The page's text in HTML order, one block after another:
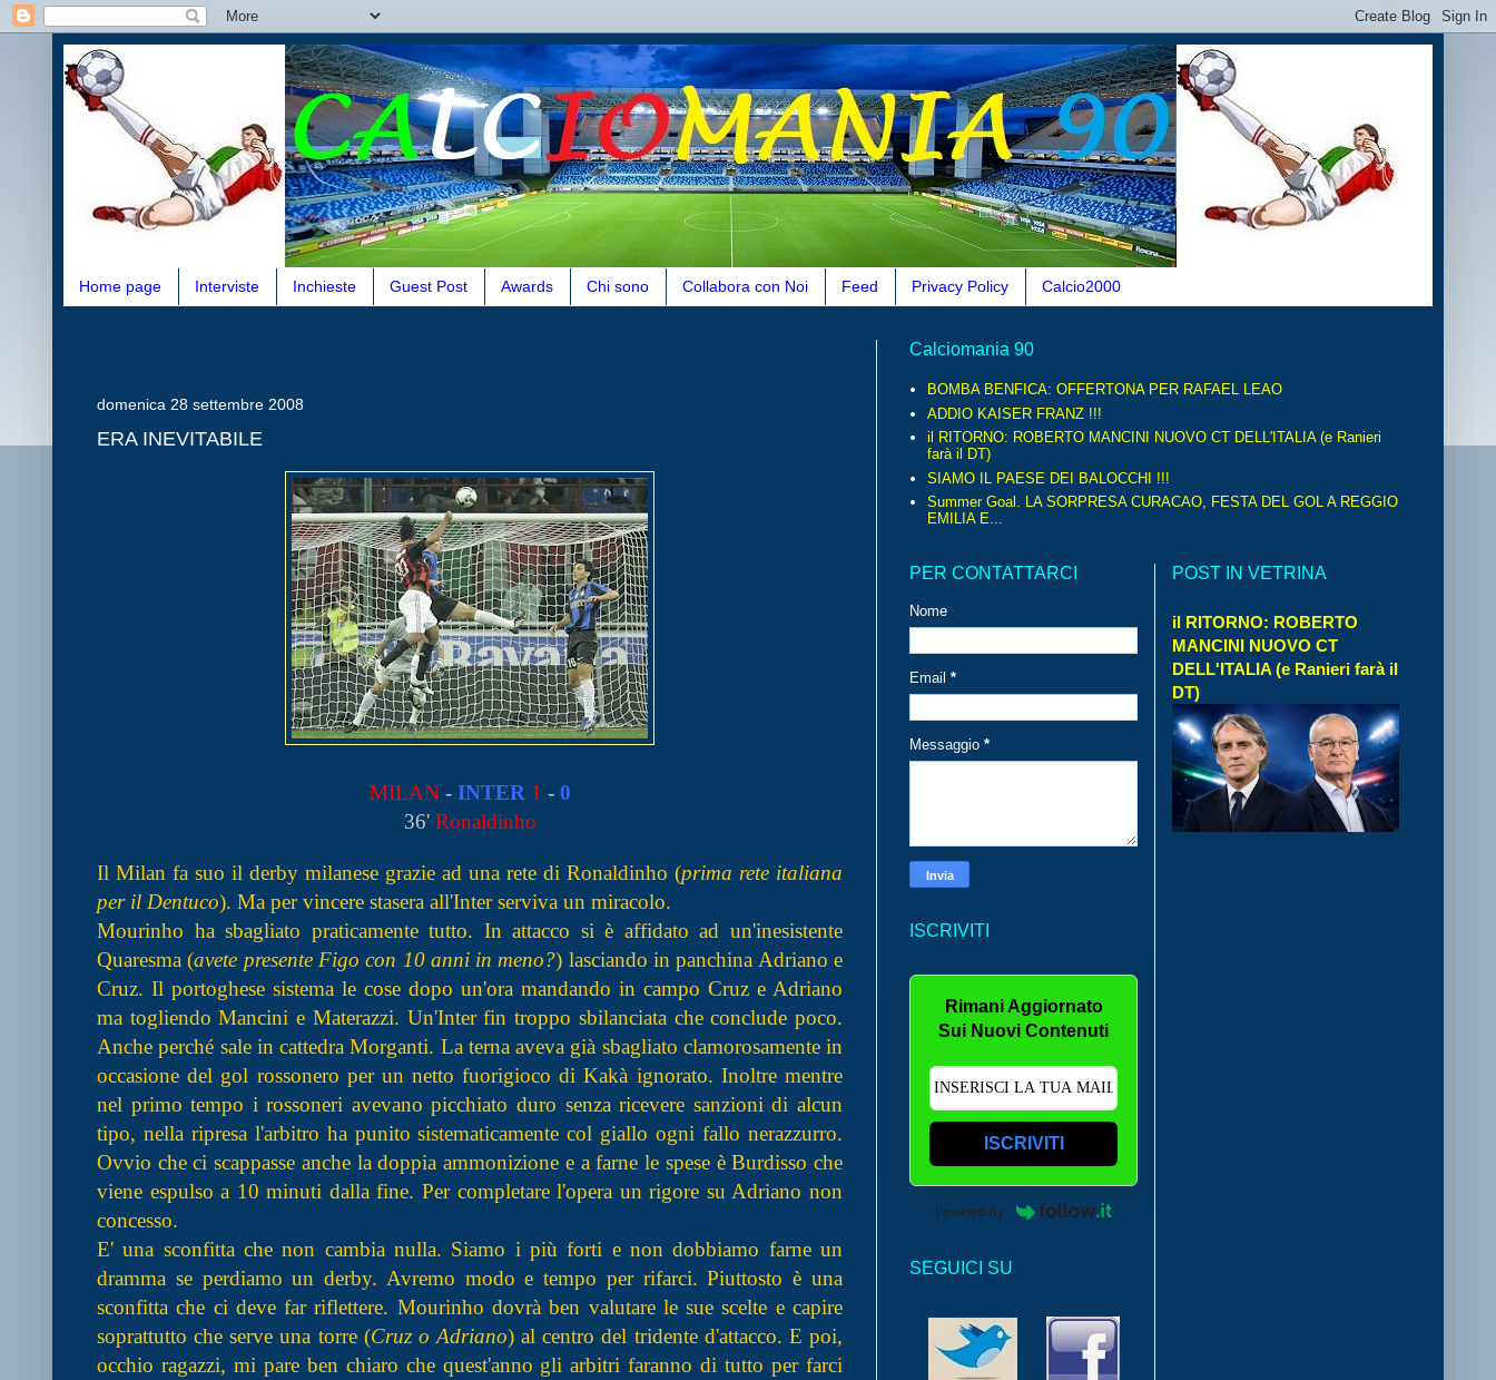
Home page Interviste Inchieste Guest Post Awards Chi sono Collabora con Noi Feed Privacy Policy Calcio2000
domenica 28 settembre 2008
ERA INEVITABILE
MILAN- INTER 1 - 0
36' Ronaldinho
Il Milan fa suo il derby milanese grazie ad una rete di Ronaldinho (prima rete italiana
per il Dentuco). Ma per vincere stasera all'Inter serviva un miracolo.
Mourinho ha sbagliato praticamente tutto. In attacco si è affidato ad un'inesistente
Quaresma (avete presente Figo con 10 anni in meno?) lasciando in panchina Adriano e
Cruz. Il portoghese sistema le cose dopo un'ora mandando in campo Cruz e Adriano
ma togliendo Mancini e Materazzi. Un'Inter fin troppo sbilanciata che conclude poco.
Anche perché sale in cattedra Morganti. La terna aveva già sbagliato clamorosamente in
occasione del gol rossonero per un netto fuorigioco di Kakà ignorato. Inoltre mentre
nel primo tempo i rossoneri avevano picchiato duro senza ricevere sanzioni di alcun
tipo, nella ripresa l'arbitro ha punito sistematicamente col giallo ogni fallo nerazzurro.
Ovvio che ci scappasse anche la doppia ammonizione e a farne le spese è Burdisso che
viene espulso a 10 minuti dalla fine. Per completare l'opera un rigore su Adriano non
concesso.
E' una sconfitta che non cambia nulla. Siamo i più forti e non dobbiamo farne un
dramma se perdiamo un derby. Avremo modo e tempo per rifarci. Piuttosto è una
sconfitta che ci deve far riflettere. Mourinho dovrà ben valutare le sue scelte e capire
soprattutto che serve una torre (Cruz o Adriano) al centro del tridente d'attacco. E poi,
occhio ragazzi, mi pare ben chiaro che quest'anno gli arbitri faranno di tutto per farci
Calciomania 90
BOMBA BENFICA: OFFERTONA PER RAFAEL LEAO
ADDIO KAISER FRANZ !!!
il RITORNO: ROBERTO MANCINI NUOVO CT DELL'ITALIA (e Ranieri
farà il DT)
SIAMO IL PAESE DEI BALOCCHI !!!
Summer Goal. LA SORPRESA CURACAO, FESTA DEL GOL A REGGIO
EMILIA E...
PER CONTATTARCI
Nome
Email *
Messaggio *
ISCRIVITI
Rimani Aggiornato
Sui Nuovi Contenuti
ISCRIVITI
Powered by
SEGUICI SU
POST IN VETRINA
il RITORNO: ROBERTO
MANCINI NUOVO CT
DELL'ITALIA (e Ranieri farà il
DT)